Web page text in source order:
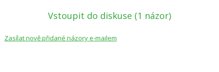
Vstoupit do diskuse (1 názor)
Zasílat nově přidané názory e-mailem